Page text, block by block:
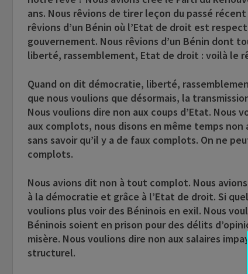
ans. Nous rêvions de tirer leçon du passé
rêvions d’un Bénin où l’Etat de droit est
gouvernement. Nous rêvions d’un Bénin dont
liberté, rassemblement, Etat de droit : voilà le
Quand on dit démocratie, liberté,
que nous voulions que désormais, la
Nous voulions dire non aux coups d’Etat. Nous
aux complots, nous disons en même temps
sans savoir qu’il y a de faux complots. On ne
complots.
Nous avions dit non à tout complot. Nous
à la démocratie et grâce à l’Etat de droit. Si
voulions plus voir des Béninois en exil. Nous
Béninois soient en prison pour des délits
misère. Nous voulions dire non aux salaires
structurel.